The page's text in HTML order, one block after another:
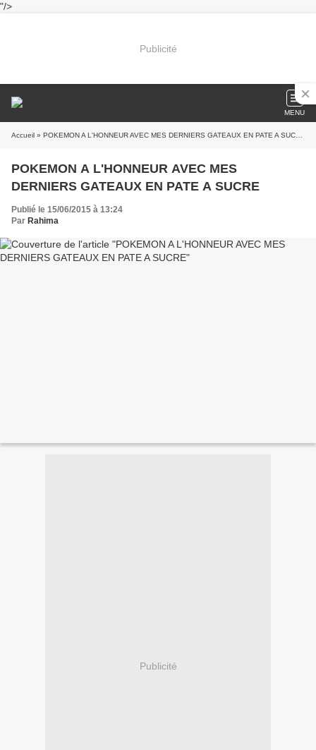
"/>
Publicité
MENU
Accueil » POKEMON A L'HONNEUR AVEC MES DERNIERS GATEAUX EN PATE A SUCRE
POKEMON A L'HONNEUR AVEC MES
DERNIERS GATEAUX EN PATE A SUCRE
Publié le 15/06/2015 à 13:24
Par Rahima
Publicité